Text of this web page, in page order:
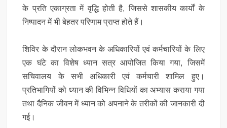
के प्रति एकाग्रता में वृद्धि होती है, जिससे शासकीय कार्यों के
निष्पादन में भी बेहतर परिणाम प्राप्त होते हैं।
शिविर के दौरान लोकभवन के अधिकारियों एवं कर्मचारियों के लिए
एक घंटे का विशेष ध्यान सत्र आयोजित किया गया, जिसमें
सचिवालय के सभी अधिकारी एवं कर्मचारी शामिल हुए।
प्रतिभागियों को ध्यान की विभिन्न विधियों का अभ्यास कराया गया
तथा दैनिक जीवन में ध्यान को अपनाने के तरीकों की जानकारी दी
गई।